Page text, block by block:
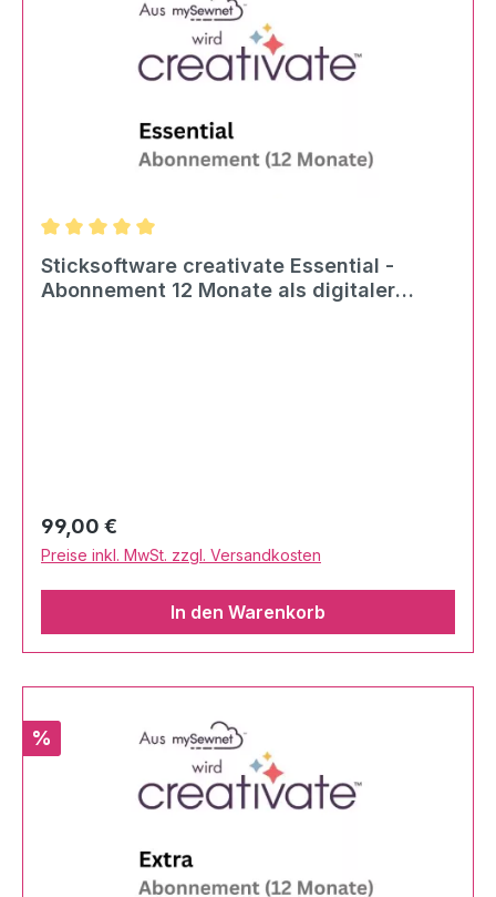
Durchschnittliche Bewertung von 5 von 5 Sternen
Sticksoftware creativate Essential -
Abonnement 12 Monate als digitaler
Regulärer Preis:
99,00 €
Preise inkl. MwSt. zzgl. Versandkosten
In den Warenkorb
Rabatt
%